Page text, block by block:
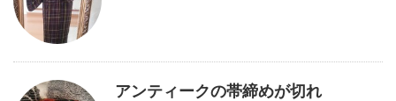
アンティークの帯締めが切れ